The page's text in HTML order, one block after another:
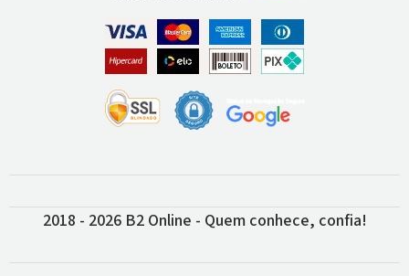
2018 - 2026 B2 Online - Quem conhece, confia!